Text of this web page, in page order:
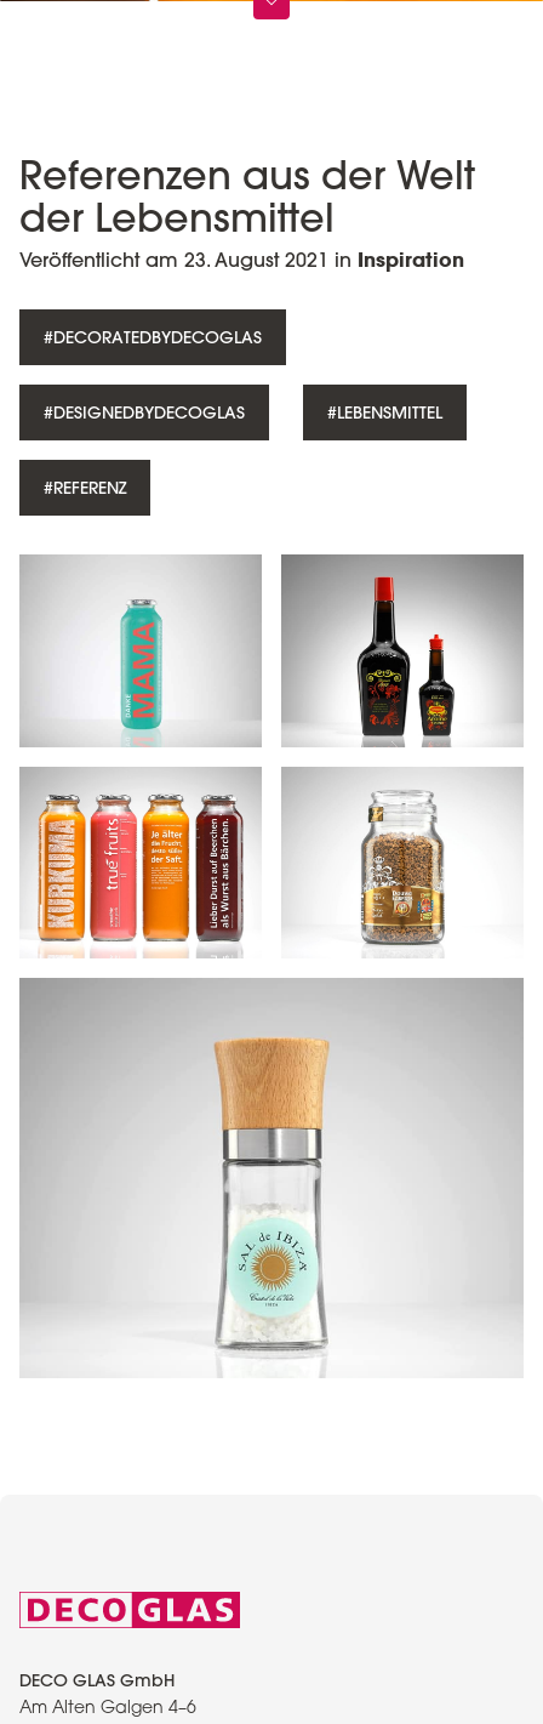
Referenzen aus der Welt
der Lebensmittel
Veröffentlicht am 23. August 2021 in Inspiration
#DECORATEDBYDECOGLAS
#DESIGNEDBYDECOGLAS #LEBENSMITTEL
#REFERENZ
DECO GLAS GmbH
Am Alten Galgen 4–6